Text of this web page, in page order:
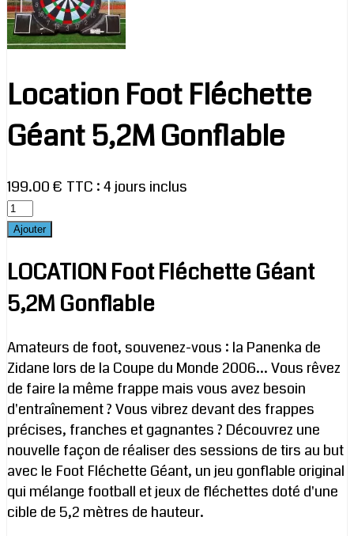
Location Foot Fléchette
Géant 5,2M Gonflable
199.00 € TTC :4 jours inclus
LOCATION Foot Fléchette Géant
5,2M Gonflable
Amateurs de foot, souvenez-vous : la Panenka de
Zidane lors de la Coupe du Monde 2006... Vous rêvez
de faire la même frappe mais vous avez besoin
d'entraînement ? Vous vibrez devant des frappes
précises, franches et gagnantes ? Découvrez une
nouvelle façon de réaliser des sessions de tirs au but
avec le Foot Fléchette Géant, un jeu gonflable original
qui mélange football et jeux de fléchettes doté d'une
cible de 5,2 mètres de hauteur.